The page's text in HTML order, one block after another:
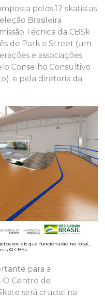
pelos 12 skatistas
Brasileira
Técnica da CBSk
de Park e Street (um
e associações
Conselho Consultivo
e pela diretoria da
sociais que funcionarão no local,
© CBSk
para a
O Centro de
será crucial na